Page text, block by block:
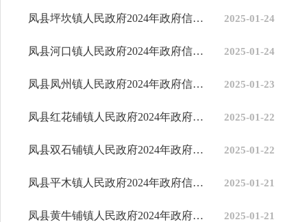
凤县坪坎镇人民政府2024年政府信息公开工作年度报告 2025-01-24
凤县河口镇人民政府2024年政府信息公开工作年度报告 2025-01-24
凤县凤州镇人民政府2024年政府信息公开工作年度报告 2025-01-23
凤县红花铺镇人民政府2024年政府信息公开工作年度报告 2025-01-22
凤县双石铺镇人民政府2024年政府信息公开工作年度报告 2025-01-22
凤县平木镇人民政府2024年政府信息公开工作年度报告 2025-01-21
凤县黄牛铺镇人民政府2024年政府信息公开工作年度报告 2025-01-21